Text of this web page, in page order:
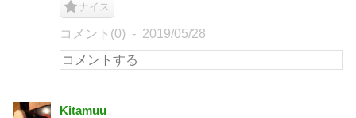
ナイス
コメント(0) 2019/05/28
Kitamuu